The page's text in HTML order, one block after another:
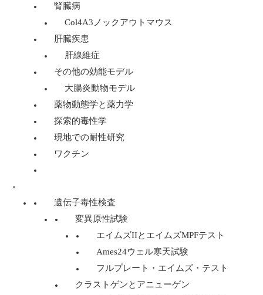
腎臓病
Col4A3ノックアウトマウス
肝臓疾患
肝線維症
その他の効能モデル
大腸炎動物モデル
薬物動態学と薬力学
探索的毒性学
現地での耐性研究
ワクチン
遺伝子毒性検査
変異原性試験
エイムズIIとエイムズMPFテスト
Ames24ウェル寒天試験
フルプレート・エイムズ・テスト
クラストゲンとアニューゲン